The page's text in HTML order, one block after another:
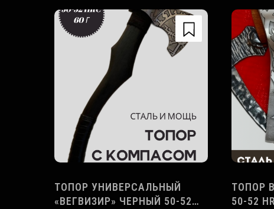
ТОПОР УНИВЕРСАЛЬНЫЙ
«ВЕГВИЗИР» ЧЕРНЫЙ 50-52
ТОПОР
50-52